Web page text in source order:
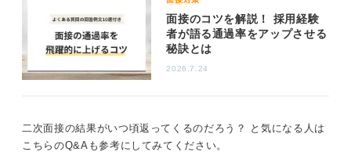
志望動機やキャリアビジョンをその人の視点に合わせて
調整できると効果的だと、私はいつも助言しています。
また、一次面接と比べて役員や部長クラスが面接官にな
る可能性のある二次面接は、リーダーシップやマネジメ
ント経験、中長期的なキャリアプランが重視される傾向
面接中のコツとして私が普段アドバイスしているのは、
面接のコツを解説！ 採用経験
者が語る通過率をアップさせる
秘訣とは
2026.7.24
二次面接の結果がいつ頃返ってくるのだろう？ と気になる人は
こちらのQ&Aも参考にしてみてください。